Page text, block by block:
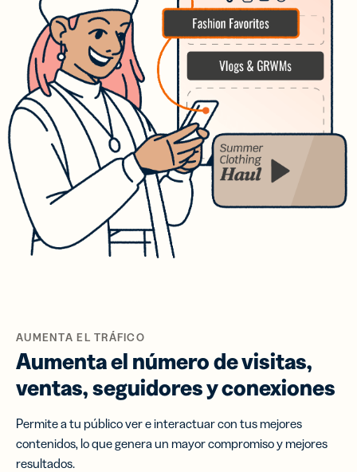
AUMENTA EL TRÁFICO
Aumenta el número de visitas,
ventas, seguidores y conexiones
Permite a tu público ver e interactuar con tus mejores
contenidos, lo que genera un mayor compromiso y mejores
resultados.